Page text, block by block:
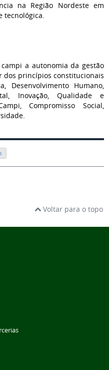
na Região Nordeste em
tecnológica.
a autonomia da gestão
princípios constitucionais
Desenvolvimento Humano,
Inovação, Qualidade e
Compromisso Social,
Voltar para o topo